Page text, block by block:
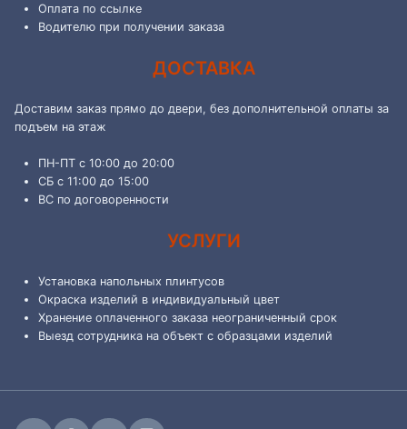
Оплата по ссылке
Водителю при получении заказа
ДОСТАВКА
Доставим заказ прямо до двери, без дополнительной оплаты за
подъем на этаж
ПН-ПТ с 10:00 до 20:00
СБ с 11:00 до 15:00
ВС по договоренности
УСЛУГИ
Установка напольных плинтусов
Окраска изделий в индивидуальный цвет
Хранение оплаченного заказа неограниченный срок
Выезд сотрудника на объект с образцами изделий